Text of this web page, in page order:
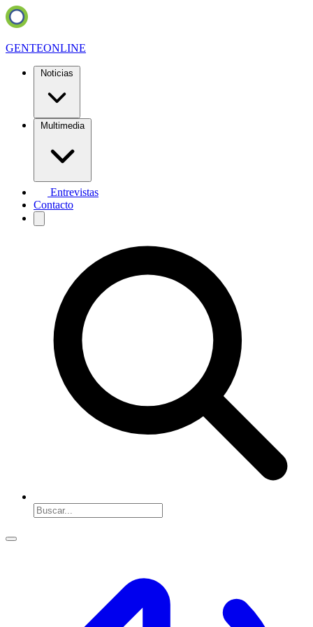
GENTEONLINE
Noticias
Multimedia
Entrevistas
Contacto